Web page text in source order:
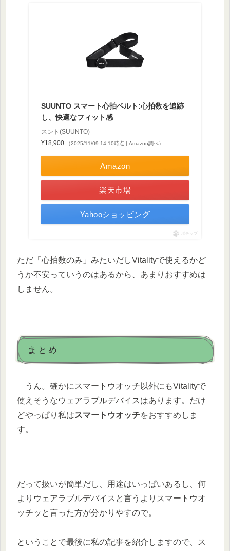
SUUNTO スマート心拍ベルト:心拍数を追跡
し、快適なフィット感
スント(SUUNTO)
¥18,900
（2025/11/09 14:10時点 | Amazon調べ）
Amazon
楽天市場
Yahooショッピング
ポチップ
ただ「心拍数のみ」みたいだしVitalityで使えるかど
うか不安っていうのはあるから、あまりおすすめは
しません。
まとめ
うん。確かにスマートウオッチ以外にもVitalityで
使えそうなウェアラブルデバイスはあります。だけ
どやっぱり私はスマートウオッチをおすすめしま
す。
だって扱いが簡単だし、用途はいっぱいあるし、何
よりウェアラブルデバイスと言うよりスマートウオ
ッチッと言った方が分かりやすので。
ということで最後に私の記事を紹介しますので、ス